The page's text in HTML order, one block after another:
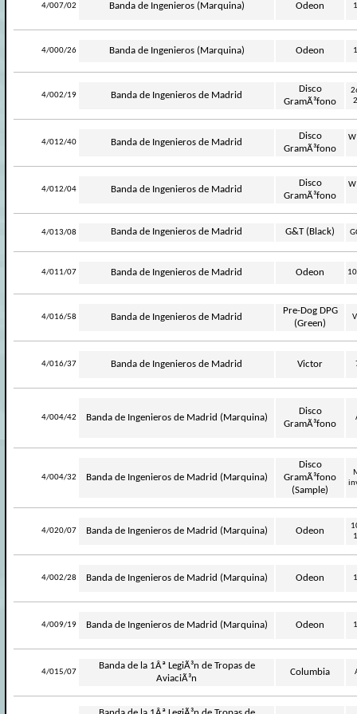
4/007/02 Banda de Ingenieros (Marquina) Odeon
4/000/26 Banda de Ingenieros (Marquina) Odeon
4/002/19 Banda de Ingenieros de Madrid
Disco
GramÃ³fono
4/012/40 Banda de Ingenieros de Madrid
Disco
GramÃ³fono
4/012/04 Banda de Ingenieros de Madrid
Disco
GramÃ³fono
4/013/08 Banda de Ingenieros de Madrid G&T (Black)
4/011/07 Banda de Ingenieros de Madrid Odeon
4/016/58 Banda de Ingenieros de Madrid
Pre-Dog DPG
(Green)
4/016/37 Banda de Ingenieros de Madrid Victor
4/004/42 Banda de Ingenieros de Madrid (Marquina)
Disco
GramÃ³fono
4/004/32 Banda de Ingenieros de Madrid (Marquina)
Disco
GramÃ³fono
(Sample)
4/020/07 Banda de Ingenieros de Madrid (Marquina) Odeon
4/002/28 Banda de Ingenieros de Madrid (Marquina) Odeon
4/009/19 Banda de Ingenieros de Madrid (Marquina) Odeon
4/015/07
Banda de la 1Âª LegiÃ³n de Tropas de
AviaciÃ³n
Columbia